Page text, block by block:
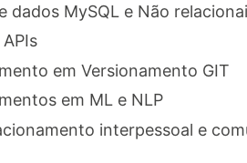
dados MySQL e Não
em Versionamento GIT
em ML e NLP
interpessoal e